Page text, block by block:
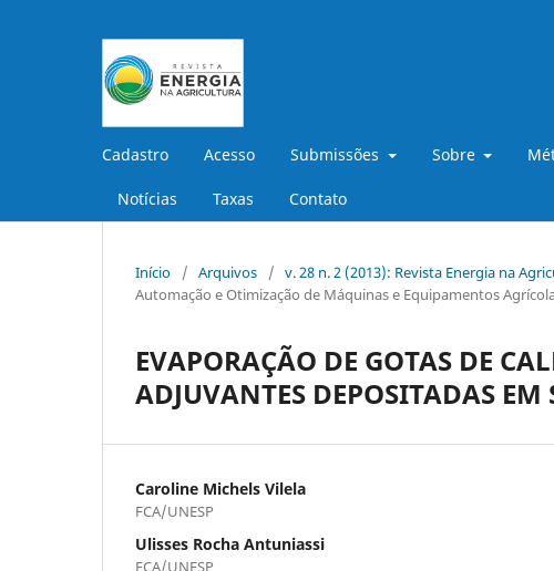
Cadastro Acesso Submissões Sobre
Notícias Taxas Contato
Início / Arquivos / v. 28 n. 2 (2013): Revista Energia na
Automação e Otimização de Máquinas e Equipamentos
EVAPORAÇÃO DE GOTAS DE
ADJUVANTES DEPOSITADAS EM
Caroline Michels Vilela
FCA/UNESP
Ulisses Rocha Antuniassi
FCA/UNESP